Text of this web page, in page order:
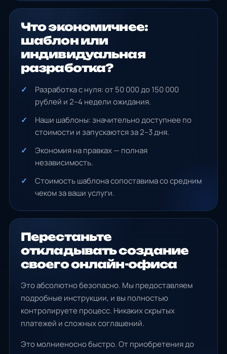
Что экономичнее:
шаблон или
индивидуальная
разработка?
Разработка с нуля: от 50 000 до 150 000
рублей и 2–4 недели ожидания.
Наши шаблоны: значительно доступнее по
стоимости и запускаются за 2–3 дня.
Экономия на правках — полная
независимость.
Стоимость шаблона сопоставима со средним
чеком за ваши услуги.
Перестаньте
откладывать создание
своего онлайн-офиса
Это абсолютно безопасно. Мы предоставляем
подробные инструкции, и вы полностью
контролируете процесс. Никаких скрытых
платежей и сложных соглашений.
Это молниеносно быстро. От приобретения до